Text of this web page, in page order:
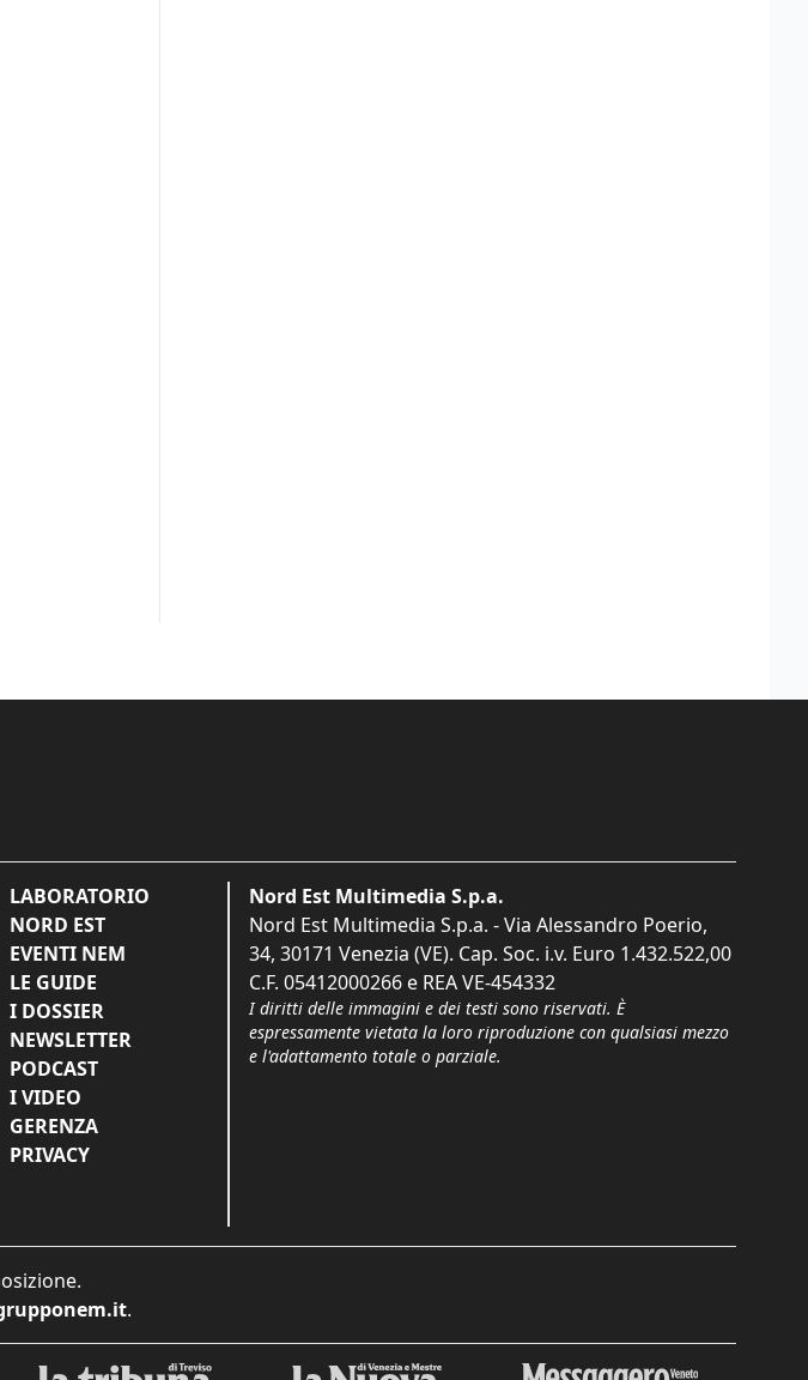
LABORATORIO
NORD EST
EVENTI NEM
LE GUIDE
I DOSSIER
NEWSLETTER
PODCAST
I VIDEO
GERENZA
PRIVACY
Nord Est Multimedia S.p.a.
Nord Est Multimedia S.p.a. - Via Alessandro Poerio,
34, 30171 Venezia (VE). Cap. Soc. i.v. Euro 1.432.522,00
C.F. 05412000266 e REA VE-454332
I diritti delle immagini e dei testi sono riservati. È
espressamente vietata la loro riproduzione con qualsiasi mezzo
e l'adattamento totale o parziale.
.